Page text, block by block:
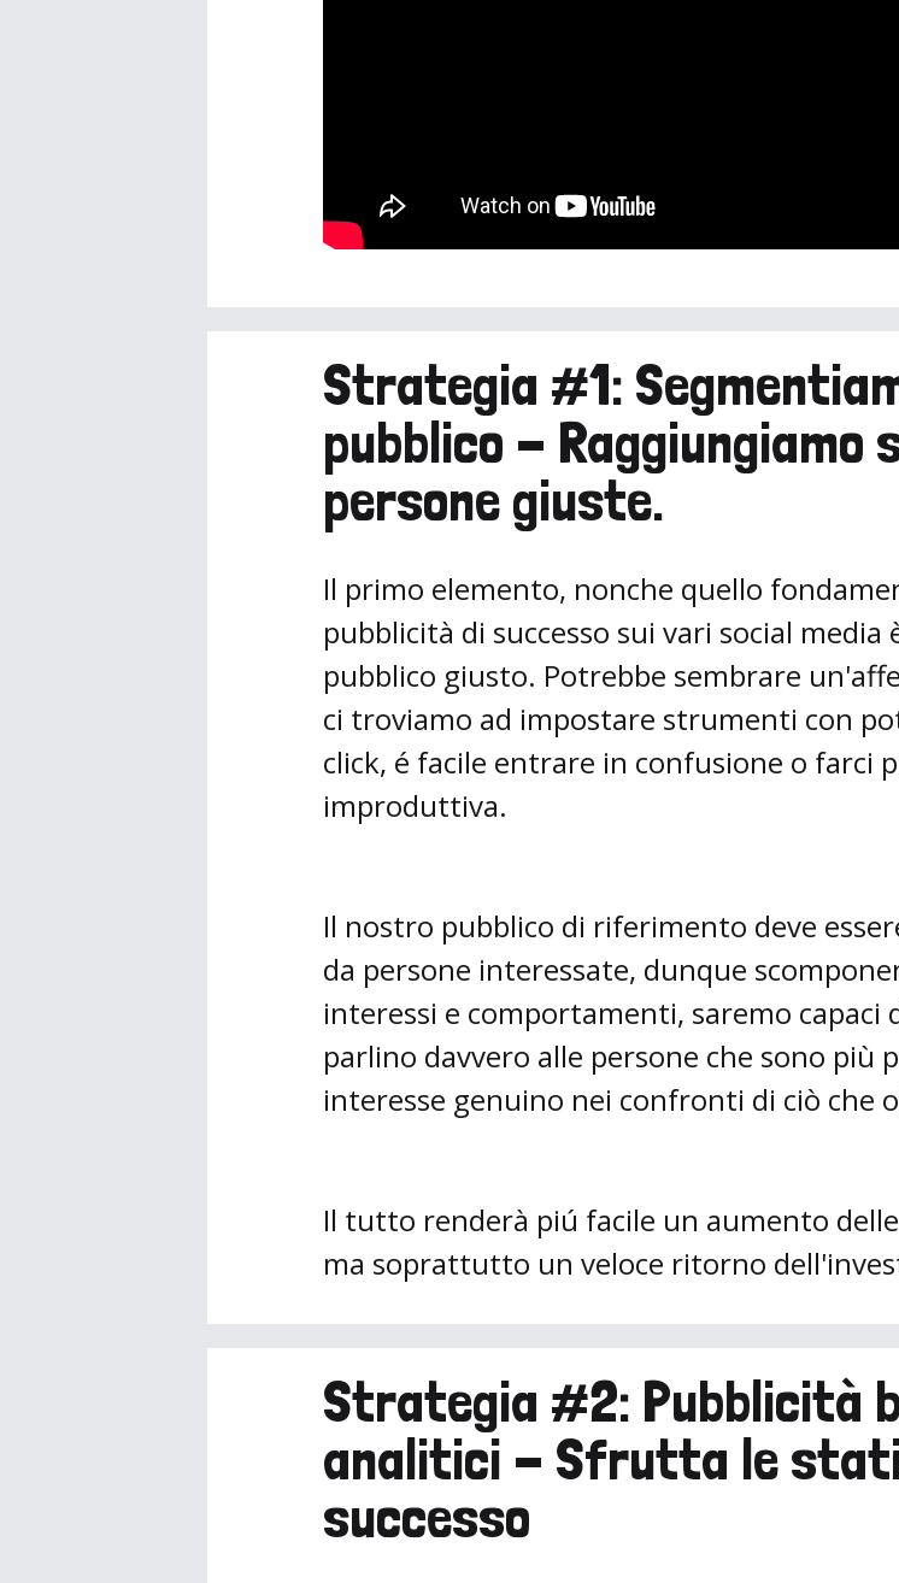
Strategia #1:
pubblico - Raggiungiamo
persone giuste.
Il primo elemento, nonche quello
pubblicità di successo sui vari social
pubblico giusto. Potrebbe sembrare
ci troviamo ad impostare strumenti con
click, é facile entrare in confusione o farci
improduttiva.
Il nostro pubblico di riferimento deve
da persone interessate, dunque
interessi e comportamenti, saremo capaci
parlino davvero alle persone che sono più
interesse genuino nei confronti di ciò che
Il tutto renderà piú facile un aumento
ma soprattutto un veloce ritorno
Strategia #2: Pubblicità
analitici - Sfrutta le
successo